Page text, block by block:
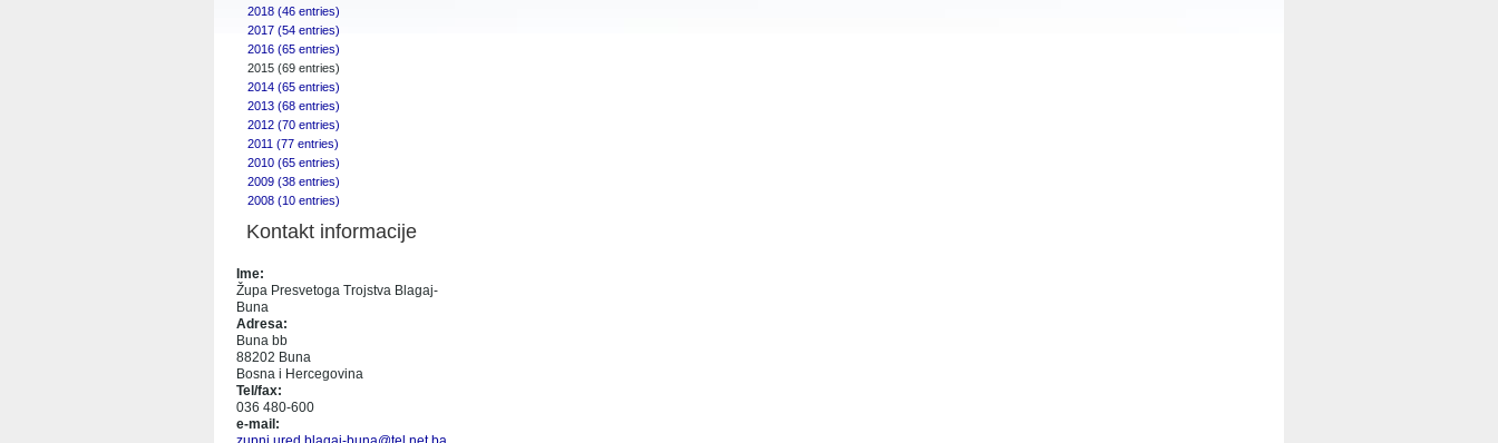
2018 (46 entries)
2017 (54 entries)
2016 (65 entries)
2015 (69 entries)
2014 (65 entries)
2013 (68 entries)
2012 (70 entries)
2011 (77 entries)
2010 (65 entries)
2009 (38 entries)
2008 (10 entries)
Kontakt informacije
Ime:
Župa Presvetoga Trojstva Blagaj-
Buna
Adresa:
Buna bb
88202 Buna
Bosna i Hercegovina
Tel/fax:
036 480-600
e-mail: